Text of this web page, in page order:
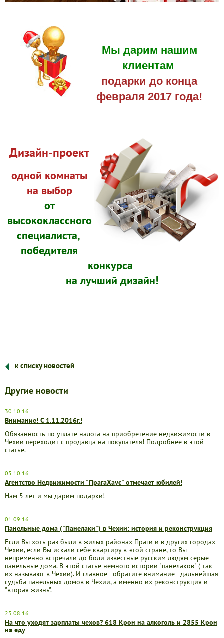
Мы дарим нашим
клиентам
подарки до конца
февраля 2017 года!
Дизайн-проект
одной комнаты
на выбор
от
высококлассного
специалиста,
победителя
конкурса
на лучший дизайн!
к списку новостей
Другие новости
30.10.16
Внимание! С 1.11.2016г.!
Обязанность по уплате налога на приобретение недвижимости в
Чехии переходит с продавца на покупателя! Подробнее в этой
статье.
05.10.16
Агентство Недвижимости "ПрагаХаус" отмечает юбилей!
Нам 5 лет и мы дарим подарки!
01.09.16
Панельные дома ("Панелаки") в Чехии: история и реконструкция
Если Вы хоть раз были в жилых районах Праги и в других городах
Чехии, если Вы искали себе квартиру в этой стране, то Вы
непременно встречали до боли известные русским людям серые
панельные дома. В этой статье немного истории "панелаков" ( так
их называют в Чехии). И главное - обратите внимание - дальнейшая
судьба панельных домов в Чехии, а именно их реконструкция и
"вторая жизнь".
23.08.16
На что уходят зарплаты чехов? 618 Крон на алкоголь и 2855 Крон
на еду